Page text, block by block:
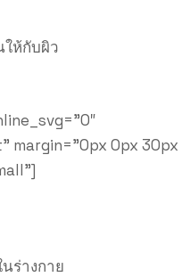
ให้กับผิว
margin=”0px 0px 30px
ร่างกาย